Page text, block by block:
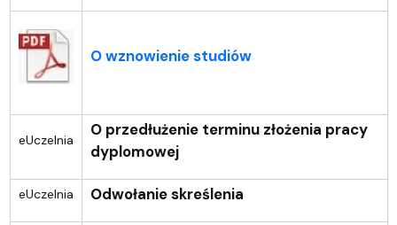
O wznowienie studiów
eUczelnia
O przedłużenie terminu złożenia pracy
dyplomowej
eUczelnia Odwołanie skreślenia